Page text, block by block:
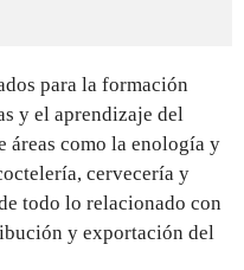
para la formación
y el aprendizaje del
áreas como la enología y
cervecería y
todo lo relacionado con
y exportación del